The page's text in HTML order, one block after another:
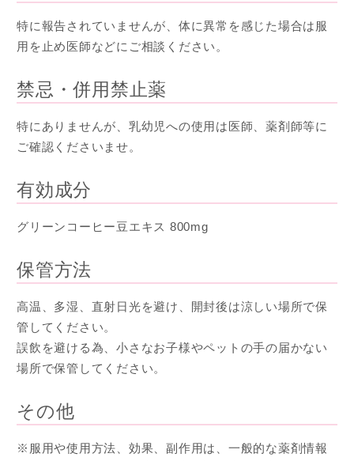
特に報告されていませんが、体に異常を感じた場合は服
用を止め医師などにご相談ください。
禁忌・併用禁止薬
特にありませんが、乳幼児への使用は医師、薬剤師等に
ご確認くださいませ。
有効成分
グリーンコーヒー豆エキス 800mg
保管方法
高温、多湿、直射日光を避け、開封後は涼しい場所で保
管してください。
誤飲を避ける為、小さなお子様やペットの手の届かない
場所で保管してください。
その他
※服用や使用方法、効果、副作用は、一般的な薬剤情報